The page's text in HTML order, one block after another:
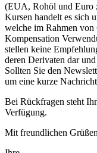
(EUA, Rohöl und Euro
Kursen handelt es sich
welche im Rahmen
Kompensation
stellen keine
deren Derivaten dar
Sollten Sie den
um eine kurze
Bei Rückfragen steht
Verfügung.
Mit freundlichen Grüßen